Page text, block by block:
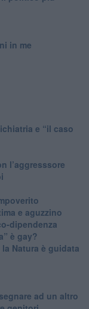
in me
e “il caso
l’aggresssore
e aguzzino
dipendenza
è gay?
Natura è guidata
ad un altro